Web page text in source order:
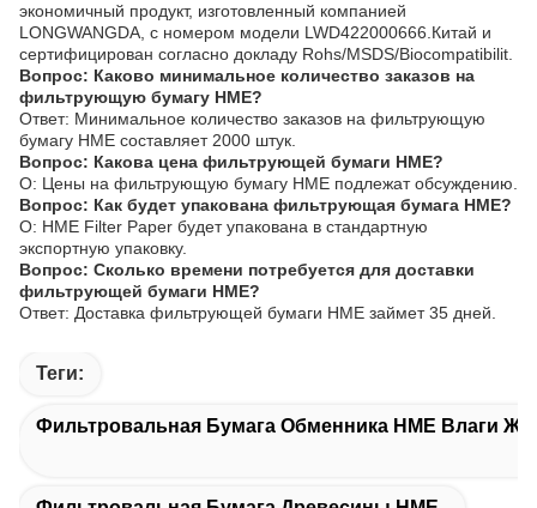
экономичный продукт, изготовленный компанией
LONGWANGDA, с номером модели LWD422000666.Китай и
сертифицирован согласно докладу Rohs/MSDS/Biocompatibilit.
Вопрос: Каково минимальное количество заказов на
фильтрующую бумагу HME?
Ответ: Минимальное количество заказов на фильтрующую
бумагу HME составляет 2000 штук.
Вопрос: Какова цена фильтрующей бумаги HME?
О: Цены на фильтрующую бумагу HME подлежат обсуждению.
Вопрос: Как будет упакована фильтрующая бумага HME?
О: HME Filter Paper будет упакована в стандартную
экспортную упаковку.
Вопрос: Сколько времени потребуется для доставки
фильтрующей бумаги HME?
Ответ: Доставка фильтрующей бумаги HME займет 35 дней.
Теги:
Фильтровальная Бумага Обменника HME Влаги